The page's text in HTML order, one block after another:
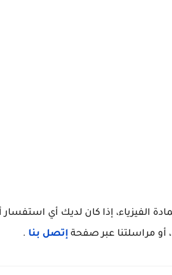
الفيزياء، إذا كان لديك أي استفسار
أو مراسلتنا عبر صفحة إتصل بنا .